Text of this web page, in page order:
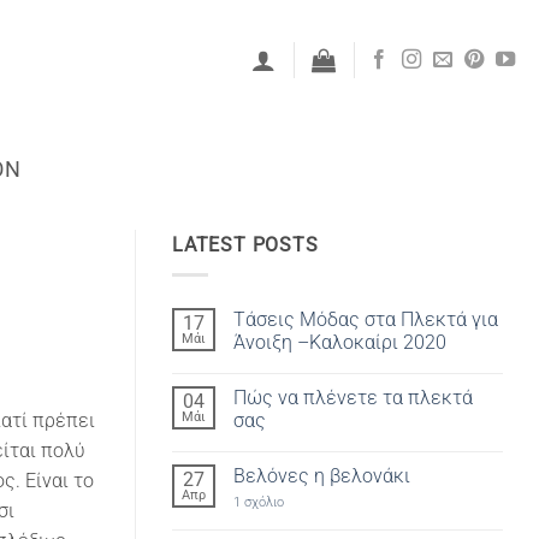
πρέπει
πολύ
Είναι το
LATEST POSTS
17
Μάι
Τάσεις Μόδας στα Πλεκτά για
Άνοιξη –Καλοκαίρι 2020
σχόλια
στο
Τάσεις
Πλεκτά
Άνοιξη
04
Μάι
Πώς να πλένετε τα πλεκτά
σας
σχόλια
Πώς
27
Απρ
Βελόνες η βελονάκι
1 σχόλιοστο